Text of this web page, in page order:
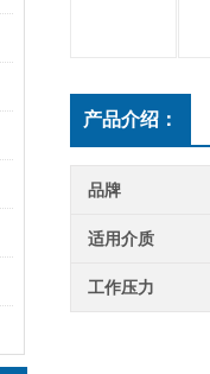
产品介绍：
品牌
适用介质
工作压力